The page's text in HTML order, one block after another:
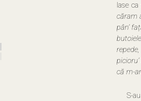
lase
căram
pân’
că m-
S-